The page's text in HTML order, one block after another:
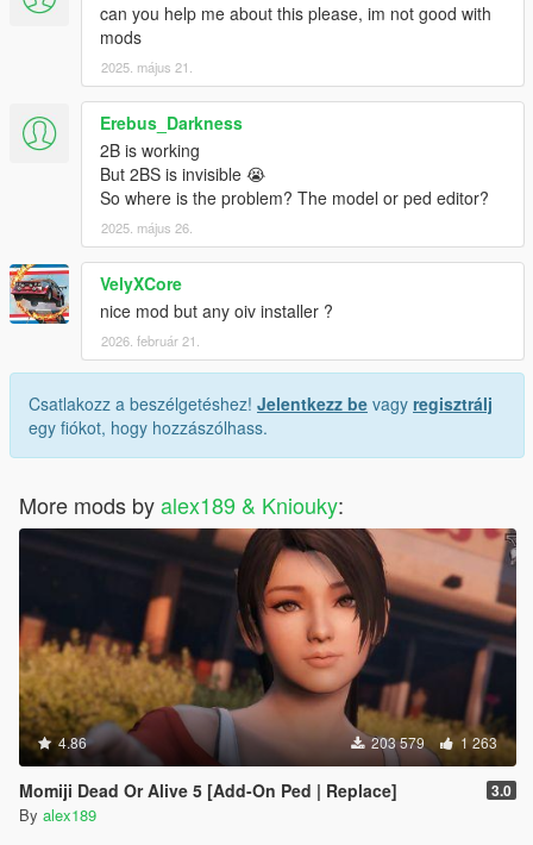
can you help me about this please, im not good with
mods
2025. május 21.
Erebus_Darkness
2B is working
But 2BS is invisible 😭
So where is the problem? The model or ped editor?
2025. május 26.
VelyXCore
nice mod but any oiv installer ?
2026. február 21.
Csatlakozz a beszélgetéshez! Jelentkezz be vagy regisztrálj
egy fiókot, hogy hozzászólhass.
More mods byalex189 & Kniouky:
4.86 203 579 1 263
Momiji Dead Or Alive 5 [Add-On Ped | Replace] 3.0
By alex189